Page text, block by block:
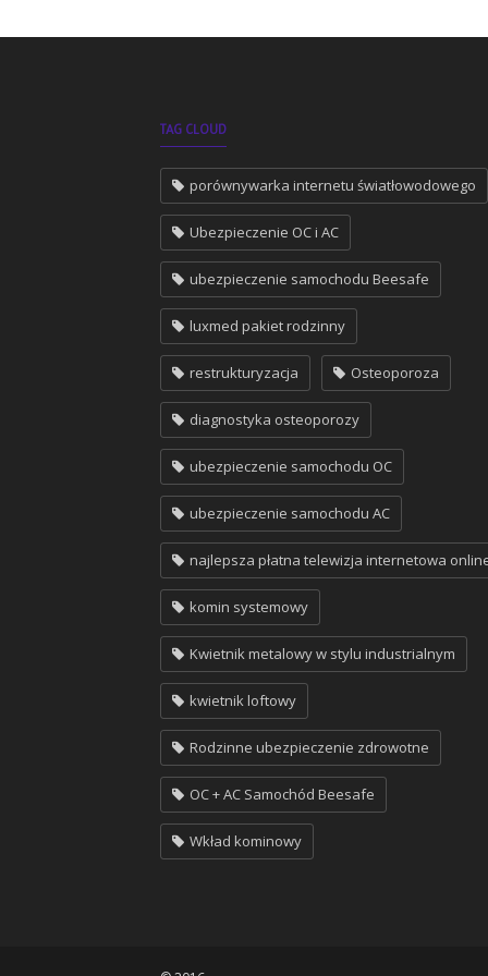
TAG CLOUD
porównywarka internetu światłowodowego
Ubezpieczenie OC i AC
ubezpieczenie samochodu Beesafe
luxmed pakiet rodzinny
restrukturyzacja Osteoporoza
diagnostyka osteoporozy
ubezpieczenie samochodu OC
ubezpieczenie samochodu AC
najlepsza płatna telewizja internetowa
komin systemowy
Kwietnik metalowy w stylu industrialnym
kwietnik loftowy
Rodzinne ubezpieczenie zdrowotne
OC + AC Samochód Beesafe
Wkład kominowy